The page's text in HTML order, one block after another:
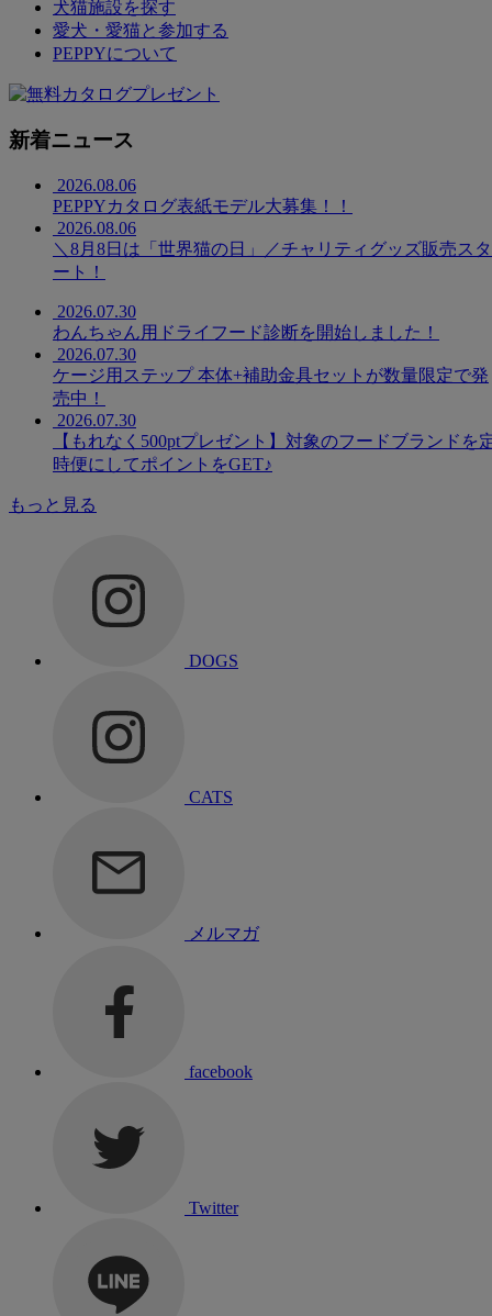
犬猫施設を探す
愛犬・愛猫と参加する
PEPPYについて
新着ニュース
2026.08.06
PEPPYカタログ表紙モデル大募集！！
2026.08.06
＼8月8日は「世界猫の日」／チャリティグッズ販売スタ
ート！
2026.07.30
わんちゃん用ドライフード診断を開始しました！
2026.07.30
ケージ用ステップ 本体+補助金具セットが数量限定で発
売中！
2026.07.30
【もれなく500ptプレゼント】対象のフードブランドを
時便にしてポイントをGET♪
もっと見る
DOGS
CATS
メルマガ
facebook
Twitter